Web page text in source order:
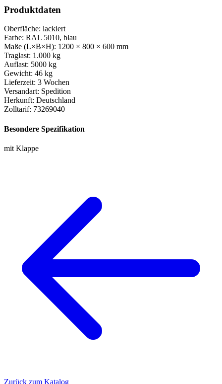
Produktdaten
Oberfläche: lackiert
Farbe: RAL 5010, blau
Maße (L×B×H): 1200 × 800 × 600 mm
Traglast: 1.000 kg
Auflast: 5000 kg
Gewicht: 46 kg
Lieferzeit: 3 Wochen
Versandart: Spedition
Herkunft: Deutschland
Zolltarif: 73269040
Besondere Spezifikation
mit Klappe
Zurück zum Katalog